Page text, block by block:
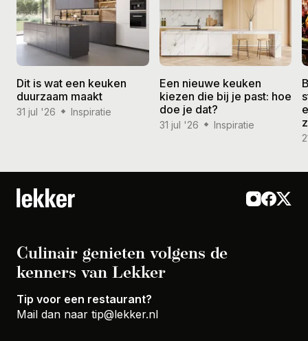
Dit is wat een keuken
duurzaam maakt
31 jul '26 Inspiratie
Een nieuwe keuken
kiezen die bij je past: hoe
doe je dat?
31 jul '26 Inspiratie
Culinair genieten volgens de
kenners van Lekker
Tip voor een restaurant?
Mail dan naar tip@lekker.nl